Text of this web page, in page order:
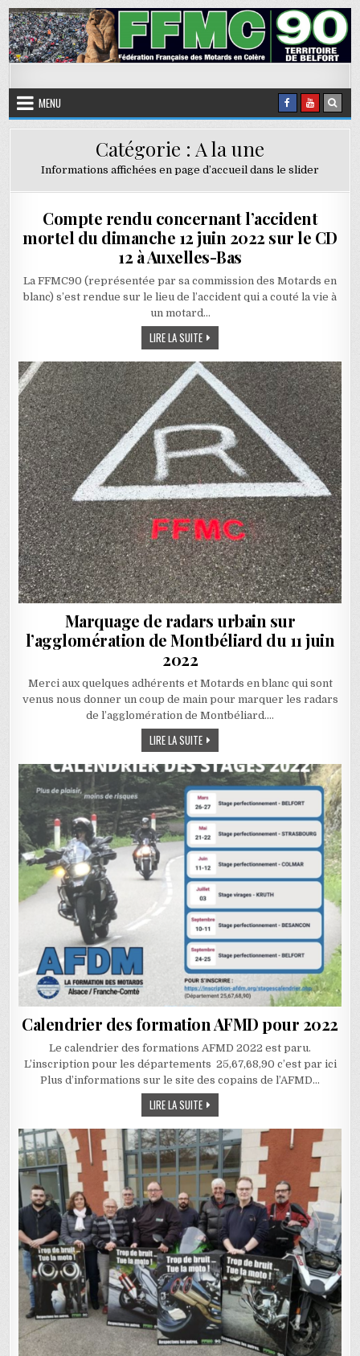
Skip to content
FFMC90
MENU
Catégorie : A la une
Informations affichées en page d’accueil dans le slider
Compte rendu concernant l’accident
mortel du dimanche 12 juin 2022 sur le CD
12 à Auxelles-Bas
La FFMC90 (représentée par sa commission des Motards en
blanc) s’est rendue sur le lieu de l’accident qui a couté la vie à
un motard…
LIRE LA SUITECOMPTE RENDU CONCERNANT
Marquage de radars urbain sur
l’agglomération de Montbéliard du 11 juin
2022
Merci aux quelques adhérents et Motards en blanc qui sont
venus nous donner un coup de main pour marquer les radars
de l’agglomération de Montbéliard….
LIRE LA SUITEMARQUAGE DE RADARS URBAIN SUR
Calendrier des formation AFMD pour 2022
Le calendrier des formations AFMD 2022 est paru.
L’inscription pour les départements 25,67,68,90 c’est par ici
Plus d’informations sur le site des copains de l’AFMD…
LIRE LA SUITECALENDRIER DES FORMATION AFMD